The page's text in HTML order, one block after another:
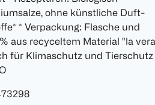
ohne künstliche Duft-
* Verpackung: Flasche und
aus recyceltem Material "la
für Klimaschutz und Tierschutz